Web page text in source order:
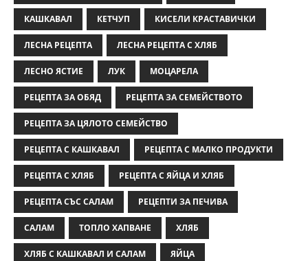
КАШКАВАЛ КЕТЧУП КИСЕЛИ КРАСТАВИЧКИ
ЛЕСНА РЕЦЕПТА ЛЕСНА РЕЦЕПТА С ХЛЯБ
ЛЕСНО ЯСТИЕ ЛУК МОЦАРЕЛА
РЕЦЕПТА ЗА ОБЯД РЕЦЕПТА ЗА СЕМЕЙСТВОТО
РЕЦЕПТА ЗА ЦЯЛОТО СЕМЕЙСТВО
РЕЦЕПТА С КАШКАВАЛ РЕЦЕПТА С МАЛКО ПРОДУКТИ
РЕЦЕПТА С ХЛЯБ РЕЦЕПТА С ЯЙЦА И ХЛЯБ
РЕЦЕПТА СЪС САЛАМ РЕЦЕПТИ ЗА ПЕЧИВА
САЛАМ ТОПЛО ХАПВАНЕ ХЛЯБ
ХЛЯБ С КАШКАВАЛ И САЛАМ ЯЙЦА